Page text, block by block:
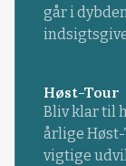
går i
Høst-Tour
Bliv klar til
årlige
vigtige